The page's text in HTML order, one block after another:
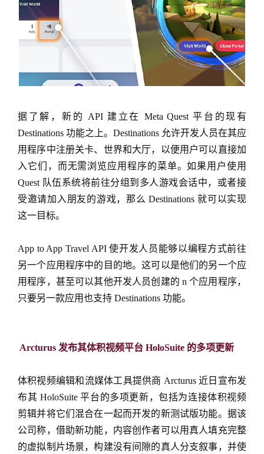
据了解，新的 API 建立在 Meta Quest 平台的现有
Destinations 功能之上。Destinations 允许开发人员在其应
用程序中注册关卡、世界和大厅，以便用户可以直接加
入它们，而无需浏览应用程序的菜单。如果用户使用
Quest 队伍系统将前往分组到多人游戏会话中，或者接
受邀请加入朋友的游戏，那么 Destinations 就可以实现
这一目标。
App to App Travel API 使开发人员能够以编程方式前往
另一个应用程序中的目的地。这可以是他们的另一个应
用程序，甚至可以其他开发人员创建的 n 个应用程序，
只要另一款应用也支持 Destinations 功能。
Arcturus 发布其体积视频平台 HoloSuite 的多项更新
体积视频编辑和流媒体工具提供商 Arcturus 近日宣布发
布其 HoloSuite 平台的多项更新，包括为连接体积视频
剪辑并将它们混合在一起而开发的新测试版功能。据该
公司称，借助新功能，内容创作者可以用真人填充完整
的虚拟制片场景，构建没有间隙的真人分支叙事，并使